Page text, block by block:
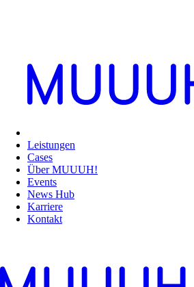
Leistungen
Cases
Über MUUUH!
Events
News Hub
Karriere
Kontakt